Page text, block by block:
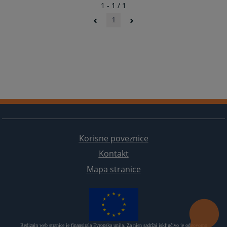
1 - 1 / 1
1
Korisne poveznice
Kontakt
Mapa stranice
Redizajn web stranice je finansirala Evropska unija. Za njen sadržaj isključivo je odgovorno